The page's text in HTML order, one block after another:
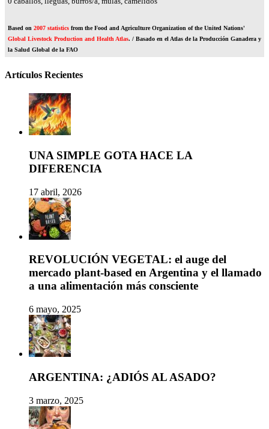
Based on 2007 statistics from the Food and Agriculture Organization of the United Nations'
Global Livestock Production and Health Atlas. / Basado en el Atlas de la Producción Ganadera y
la Salud Global de la FAO
Artículos Recientes
UNA SIMPLE GOTA HACE LA
DIFERENCIA
17 abril, 2026
REVOLUCIÓN VEGETAL: el auge del
mercado plant-based en Argentina y el llamado
a una alimentación más consciente
6 mayo, 2025
ARGENTINA: ¿ADIÓS AL ASADO?
3 marzo, 2025